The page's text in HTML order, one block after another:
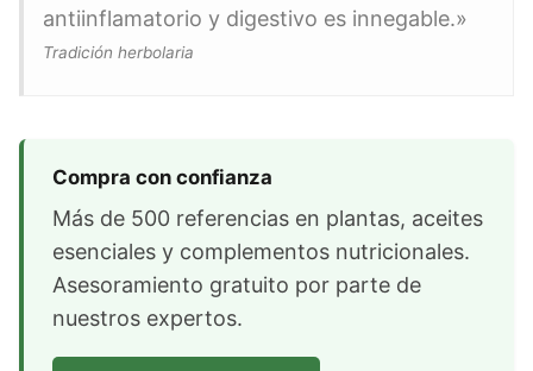
antiinflamatorio y digestivo es innegable.»
Tradición herbolaria
Compra con confianza
Más de 500 referencias en plantas, aceites
esenciales y complementos nutricionales.
Asesoramiento gratuito por parte de
nuestros expertos.